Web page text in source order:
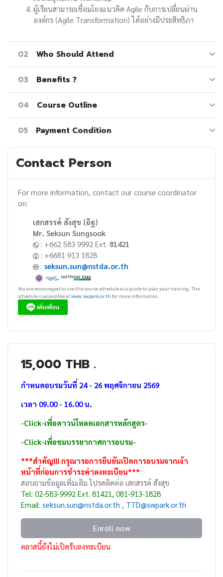
ผู้เรียนสามารถเชื่อมโยงแนวคิด Agile กับการเปลี่ยนผ่าน
องค์กร (Agile Transformation) ได้อย่างมีประสิทธิภา
02 Who Should Attend
03 Benefits ?
04 Course Outline
05 Payment Condition
Contact Person
For more information, contact our course coordinator
on:
เสกสรรค์ สังสุข (อิฐ)
Mr. Seksun Sungsook
: +662 583 9992 Ext. 81421
: +6681 913 1828
: seksun.sun@nstda.or.th
You are encouraged to use the course schedule as a guide to plan your training. The
schedule is accessible atwww.swpark.or.th for more information.
15,000 THB .
กำหนดอบรมวันที่ 24 - 26 พฤศจิกายน 2569
เวลา 09.00 - 16.00 น.
-Click-เพื่อดาวน์โหลดเอกสารหลักสูตร-
-Click-เพื่อชมบรรยากาศการอบรม-
***สำคัญ!!! กรุณารอการยืนยันเปิดการอบรมจากเจ้า
หน้าที่ก่อนการชำระค่าลงทะเบียน***
สอบถามข้อมูลเพิ่มเติม โปรดติดต่อ เสกสรรค์ สังสุข
Tel: 02-583-9992 Ext. 81421, 081-913-1828
Email: seksun.sun@nstda.or.th TTD@swpark.or.th
Enroll now
คลาสนี้ยังไม่เปิดรับลงทะเบียน